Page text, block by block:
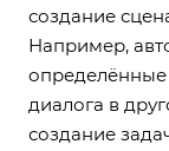
создание
Например,
диалога в
создание